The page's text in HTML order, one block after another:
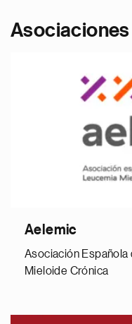
Aelemic
Asociación
Mieloide Crónica